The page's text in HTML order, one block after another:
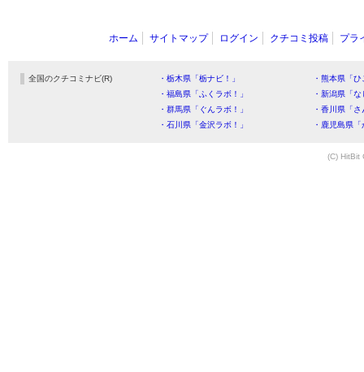
ホーム サイトマップ ログイン クチコミ投稿 プラ
全国のクチコミナビ(R) ・栃木県「栃ナビ！」
・熊本県「
・福島県「ふくラボ！」
・新潟県「
・群馬県「ぐんラボ！」
・香川県「
・石川県「金沢ラボ！」
・鹿児島県
(C) HitBit